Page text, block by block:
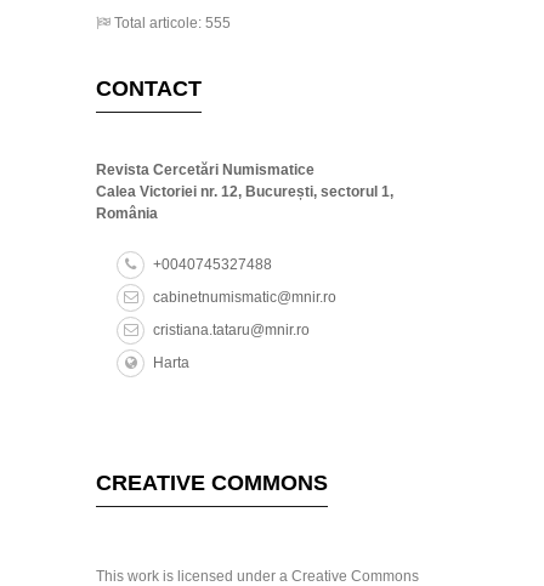
Total articole: 555
CONTACT
Revista Cercetări Numismatice
Calea Victoriei nr. 12, București, sectorul 1,
România
+0040745327488
cabinetnumismatic@mnir.ro
cristiana.tataru@mnir.ro
Harta
CREATIVE COMMONS
This work is licensed under a Creative Commons